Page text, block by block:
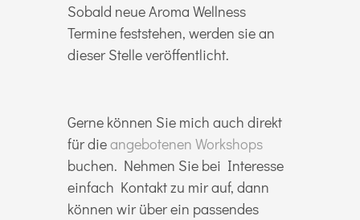
Sobald neue Aroma Wellness
Termine feststehen, werden sie an
dieser Stelle veröffentlicht.
Gerne können Sie mich auch direkt
für dieangebotenen Workshops
buchen. Nehmen Sie bei Interesse
einfach Kontakt zu mir auf, dann
können wir über ein passendes